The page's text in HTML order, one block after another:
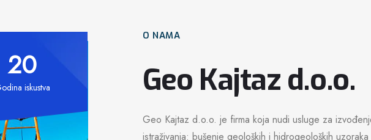
iskustva
20
O NAMA
Geo Kajtaz d.o.o.
Geo Kajtaz d.o.o. je firma koja nudi usluge za
istraživanja: bušenje geoloških i hidrogeoloških